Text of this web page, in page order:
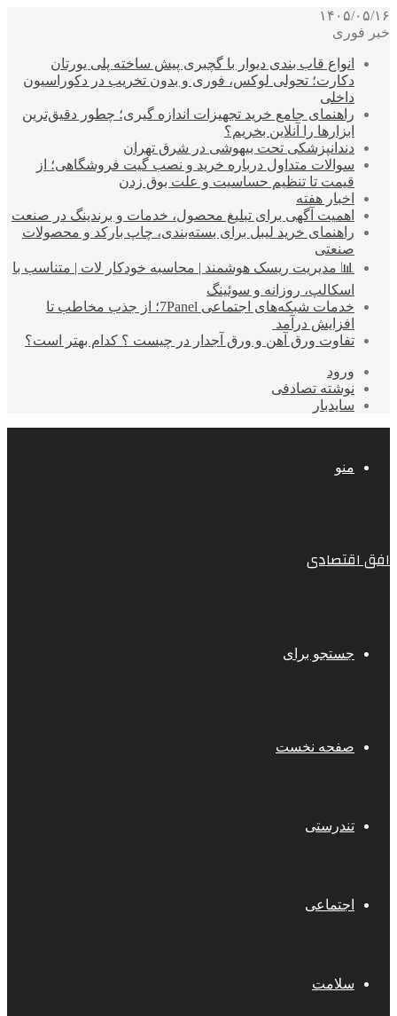
۱۴۰۵/۰۵/۱۶
خبر فوری
انواع قاب بندی دیوار با گچبری پیش ساخته پلی یورتان
دکارت؛ تحولی لوکس، فوری و بدون تخریب در دکوراسیون
داخلی
راهنمای جامع خرید تجهیزات اندازه گیری؛ چطور دقیق‌ترین
ابزارها را آنلاین بخریم؟
دندانپزشکی تحت بیهوشی در شرق تهران
سوالات متداول درباره خرید و نصب گیت فروشگاهی؛ از
قیمت تا تنظیم حساسیت و علت بوق زدن
اخبار هفته
اهمیت آگهی برای تبلیغ محصول، خدمات و برندینگ در صنعت
راهنمای خرید لیبل برای بسته‌بندی، چاپ بارکد و محصولات
صنعتی
📊 مدیریت ریسک هوشمند | محاسبه خودکار لات | متناسب با
اسکالپ، روزانه و سوئینگ
خدمات شبکه‌های اجتماعی 7Panel؛ از جذب مخاطب تا
افزایش درآمد
تفاوت ورق آهن و ورق آجدار در چیست ؟ کدام بهتر است؟
ورود
نوشته تصادفی
سایدبار
منو
افق اقتصادی
جستجو برای
صفحه نخست
تندرستی
اجتماعی
سلامت